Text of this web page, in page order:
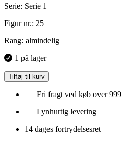
Serie: Serie 1
Figur nr.: 25
Rang: almindelig
1 på lager
Tilføj til kurv
Fri fragt ved køb over 999
Lynhurtig levering
14 dages fortrydelsesret